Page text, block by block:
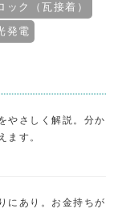
ック（瓦接着）
発電
やさしく解説。分か
ます。
にあり。お金持ちが